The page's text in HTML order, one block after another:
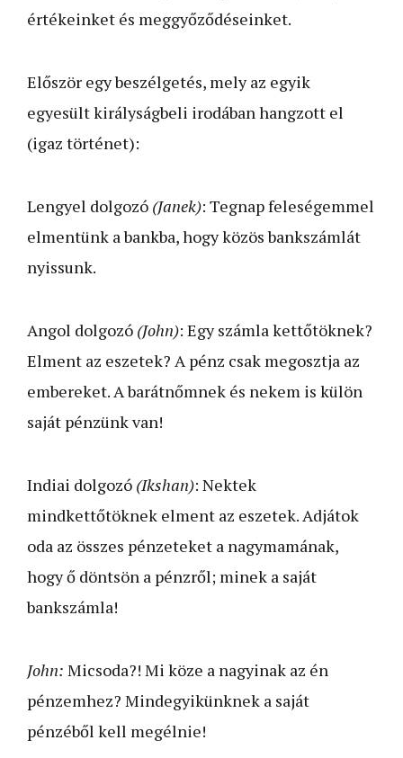
értékeinket és meggyőződéseinket.
Először egy beszélgetés, mely az egyik
egyesült királyságbeli irodában hangzott el
(igaz történet):
Lengyel dolgozó (Janek): Tegnap feleségemmel
elmentünk a bankba, hogy közös bankszámlát
nyissunk.
Angol dolgozó (John): Egy számla kettőtöknek?
Elment az eszetek? A pénz csak megosztja az
embereket. A barátnőmnek és nekem is külön
saját pénzünk van!
Indiai dolgozó (Ikshan): Nektek
mindkettőtöknek elment az eszetek. Adjátok
oda az összes pénzeteket a nagymamának,
hogy ő döntsön a pénzről; minek a saját
bankszámla!
John: Micsoda?! Mi köze a nagyinak az én
pénzemhez? Mindegyikünknek a saját
pénzéből kell megélnie!